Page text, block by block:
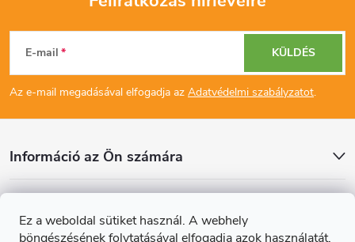
Ez a weboldal sütiket használ. A webhely
böngészésének folytatásával elfogadja azok használatát.
L
á
b
é
E-mail
Az e-mail megadásával elfogadja az Adatvédelmi szabályzatot.
KÜLDÉS
Információ az Ön számára